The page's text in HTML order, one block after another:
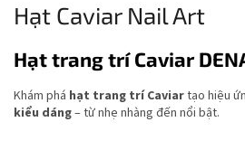
Hạt Caviar Nail Art
Hạt trang trí Caviar
Khám phá hạt trang trí Caviartạo hiệu
kiểu dáng– từ nhẹ nhàng đến nổi bật.